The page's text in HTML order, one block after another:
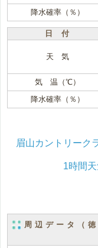
降水確率（％）
日 付
天 気
気 温（℃）
降水確率（％）
眉山カントリーク
1時間
周辺データ（